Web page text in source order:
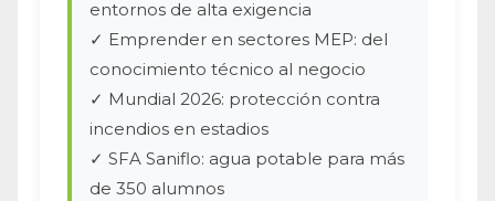
entornos de alta exigencia
✓ Emprender en sectores MEP: del
conocimiento técnico al negocio
✓ Mundial 2026: protección contra
incendios en estadios
✓ SFA Saniflo: agua potable para más
de 350 alumnos